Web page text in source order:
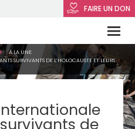
FAIRE UN DON
À LA UNE
SURVIVANTS DE L’HOLOCAUSTE ET LEURS
de